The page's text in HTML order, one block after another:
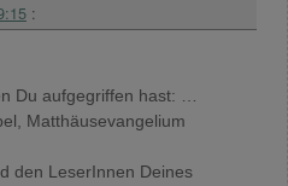
:
Du aufgegriffen hast: …
Matthäusevangelium
den LeserInnen Deines